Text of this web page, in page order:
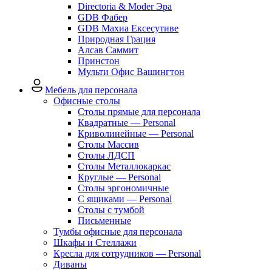
Directoria & Moder Эра
GDB Фабер
GDB Махиа Ексесутиве
Природная Грация
Алсав Саммит
Принстон
Мульти Офис Вашингтон
Мебель для персонала
Офисные столы
Столы прямые для персонала
Квадратные — Personal
Криволинейные — Personal
Столы Массив
Столы ЛДСП
Столы Металлокаркас
Круглые — Personal
Столы эргономичные
С ящиками — Personal
Столы с тумбой
Письменные
Тумбы офисные для персонала
Шкафы и Стеллажи
Кресла для сотрудников — Personal
Диваны